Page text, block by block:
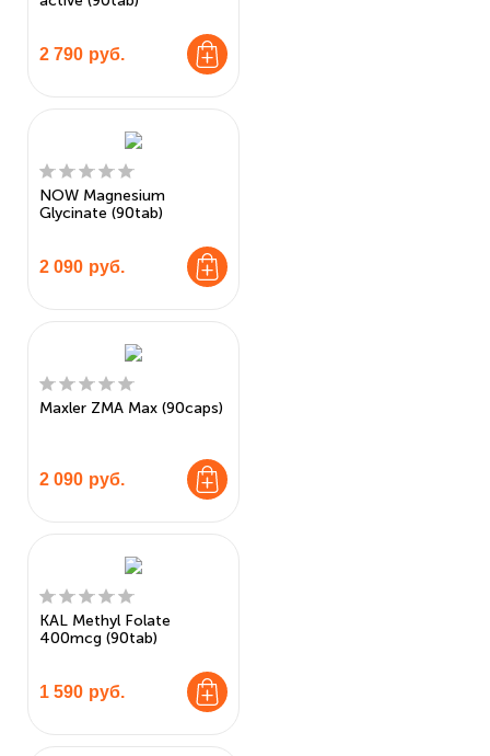
2 790 руб.
NOW Magnesium
Glycinate (90tab)
2 090 руб.
Maxler ZMA Max (90caps)
2 090 руб.
KAL Methyl Folate
400mcg (90tab)
1 590 руб.